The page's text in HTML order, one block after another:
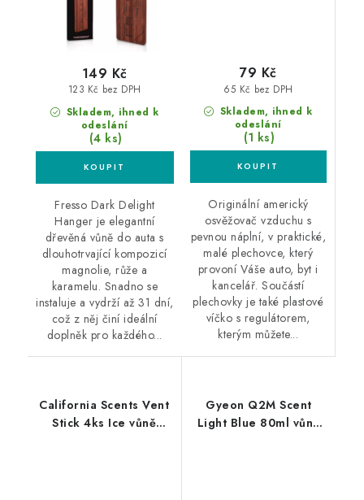
Skladem, ihned k
odeslání
(4 ks)
123 Kč bez DPH
149 Kč
Fresso Dark Delight
Hanger je elegantní
dřevěná vůně do auta s
dlouhotrvající kompozicí
magnolie, růže a
karamelu. Snadno se
instaluje a vydrží až 31 dní,
což z něj činí ideální
doplněk pro každého...
Skladem, ihned k
odeslání
(1 ks)
65 Kč bez DPH
79 Kč
Originální americký
osvěžovač vzduchu s
pevnou náplní, v praktické,
malé plechovce, který
provoní Váše auto, byt i
kancelář. Součástí
plechovky je také plastové
víčko s regulátorem,
kterým můžete...
California Scents Vent
Stick 4ks Ice vůně
Gyeon Q2M Scent
Light Blue 80ml vůně